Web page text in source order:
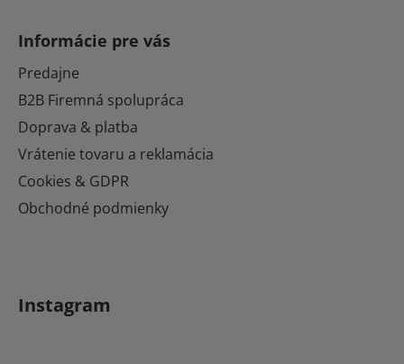
Informácie pre vás
Predajne
B2B Firemná spolupráca
Doprava & platba
Vrátenie tovaru a reklamácia
Cookies & GDPR
Obchodné podmienky
Instagram